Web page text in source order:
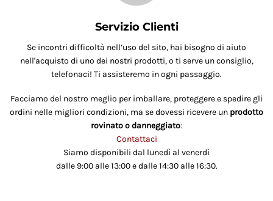
Servizio Clienti
Se incontri difficoltà nell’uso del sito, hai bisogno di aiuto
nell'acquisto di uno dei nostri prodotti, o ti serve un consiglio,
telefonaci! Ti assisteremo in ogni passaggio.
Facciamo del nostro meglio per imballare, proteggere e spedire gli
ordini nelle migliori condizioni, ma se dovessi ricevere un prodotto
rovinato o danneggiato:
Contattaci
Siamo disponibili dal lunedì al venerdì
dalle 9:00 alle 13:00 e dalle 14:30 alle 16:30.